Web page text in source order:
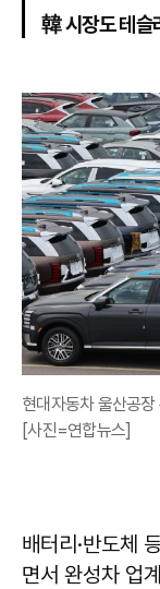
韓 시장도 테
현대자동차 울산공
[사진=연합뉴스]
배터리·반도체
면서 완성차 업